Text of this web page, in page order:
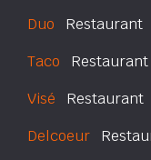
Duo Restaurant
Taco Restaurant
Visé Restaurant
Delcoeur